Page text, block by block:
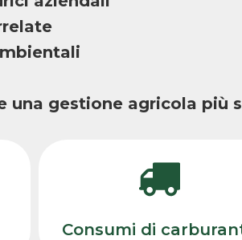
una gestione agricola più
Consumi di